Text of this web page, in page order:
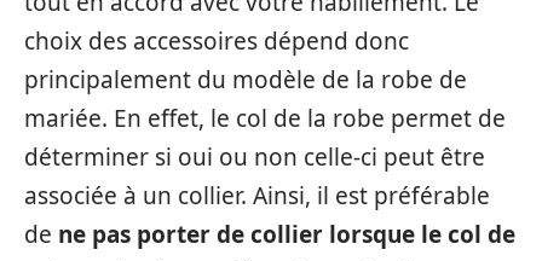
choix des accessoires dépend donc
principalement du modèle de la robe de
mariée. En effet, le col de la robe permet de
déterminer si oui ou non celle-ci peut être
associée à un collier. Ainsi, il est préférable
de ne pas porter de collier lorsque le col de